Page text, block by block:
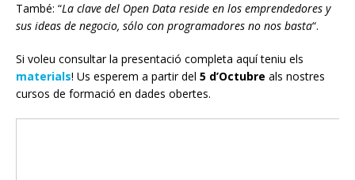
També: “La clave del Open Data reside en los emprendedores y
sus ideas de negocio, sólo con programadores no nos basta“.
Si voleu consultar la presentació completa aquí teniu els
materials! Us esperem a partir del 5 d’Octubre als nostres
cursos de formació en dades obertes.